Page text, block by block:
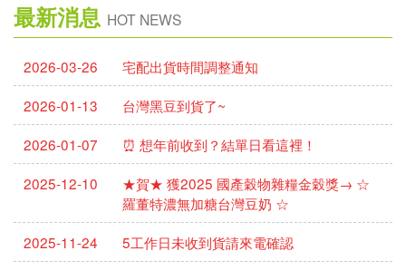
最新消息 HOT NEWS
2026-03-26
宅配出貨時間調整通知
2026-01-13
台灣黑豆到貨了~
2026-01-07
⏰ 想年前收到？結單日看這裡！
2025-12-10
★賀★ 獲2025 國產穀物雜糧金穀獎→ ☆
羅董特濃無加糖台灣豆奶 ☆
2025-11-24
5工作日未收到貨請來電確認